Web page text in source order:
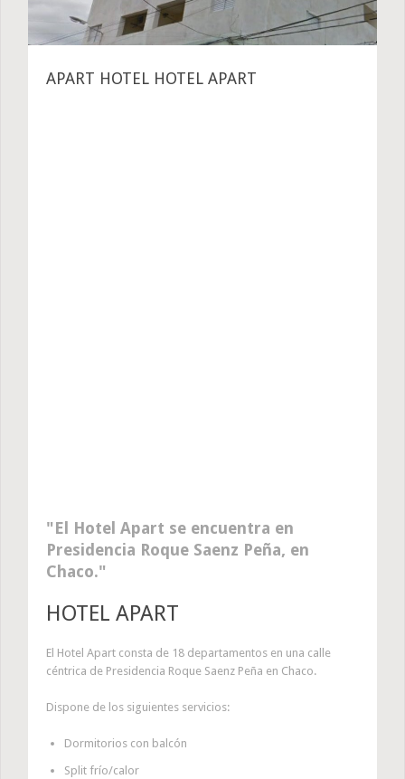
APART HOTEL HOTEL APART
El Hotel Apart se encuentra en
Presidencia Roque Saenz Peña, en
Chaco.
HOTEL APART
El Hotel Apart consta de 18 departamentos en una calle
céntrica de Presidencia Roque Saenz Peña en Chaco.
Dispone de los siguientes servicios:
Dormitorios con balcón
Split frío/calor